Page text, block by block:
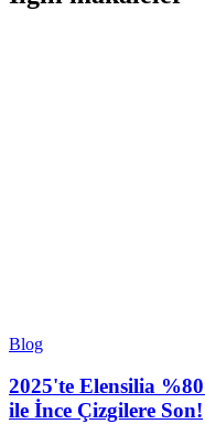
Blog
2025'te Elensilia
ile İnce Çizgilere Son!